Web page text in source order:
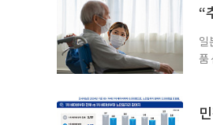
“
일
품
이